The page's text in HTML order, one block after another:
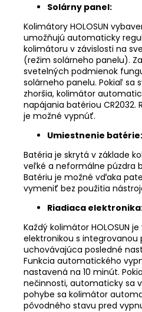
Solárny panel:
Kolimátory HOLOSUN
umožňujú automaticky
kolimátoru v závislosti na
(režim solárneho panelu).
svetelných podmienok
solárneho panelu. Pokiaľ sa
zhoršia, kolimátor
napájania batériou CR2032.
je možné vypnúť.
Umiestnenie batérie:
Batéria je skrytá v základe
veľké a neformálne púzdra
Batériu je možné vďaka
vymeniť bez použitia
Riadiaca
Každý kolimátor HOLOSUN
elektronikou s
uchovávajúca posledné
Funkcia automatického
nastavená na 10 minút.
nečinnosti, automaticky sa
pohybe sa kolimátor
pôvodného stavu pred